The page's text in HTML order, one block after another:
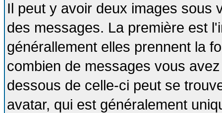
Il peut y avoir deux images sous
des messages. La première est
générallement elles prennent la
combien de messages vous
dessous de celle-ci peut se
avatar, qui est généralement